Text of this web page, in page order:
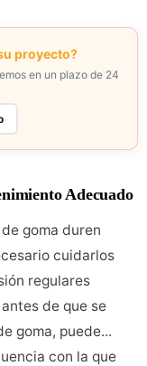
proyecto?
en un plazo de 24
Adecuado
goma duren
cuidarlos
regulares
de que se
goma, puede...
con la que